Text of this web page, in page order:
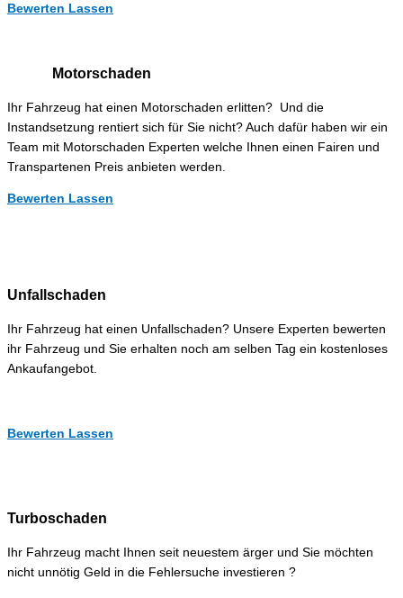
Bewerten Lassen
Motorschaden
Ihr Fahrzeug hat einen Motorschaden erlitten? Und die
Instandsetzung rentiert sich für Sie nicht? Auch dafür haben wir ein
Team mit Motorschaden Experten welche Ihnen einen Fairen und
Transpartenen Preis anbieten werden.
Bewerten Lassen
Unfallschaden
Ihr Fahrzeug hat einen Unfallschaden? Unsere Experten bewerten
ihr Fahrzeug und Sie erhalten noch am selben Tag ein kostenloses
Ankaufangebot.
Bewerten Lassen
Turboschaden
Ihr Fahrzeug macht Ihnen seit neuestem ärger und Sie möchten
nicht unnötig Geld in die Fehlersuche investieren ?